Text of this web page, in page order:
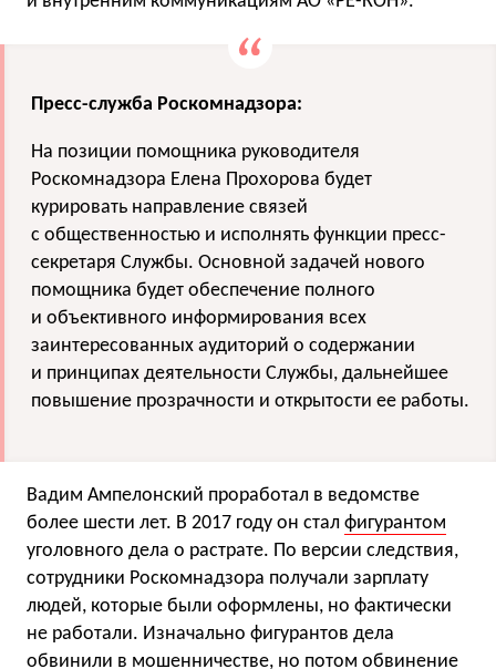
Пресс-служба Роскомнадзора:
На позиции помощника руководителя
Роскомнадзора Елена Прохорова будет
курировать направление связей
с общественностью и исполнять функции пресс-
секретаря Службы. Основной задачей нового
помощника будет обеспечение полного
и объективного информирования всех
заинтересованных аудиторий о содержании
и принципах деятельности Службы, дальнейшее
повышение прозрачности и открытости ее работы.
Вадим Ампелонский проработал в ведомстве
более шести лет. В 2017 году он стал фигурантом
уголовного дела о растрате. По версии следствия,
сотрудники Роскомнадзора получали зарплату
людей, которые были оформлены, но фактически
не работали. Изначально фигурантов дела
обвинили в мошенничестве, но потом обвинение